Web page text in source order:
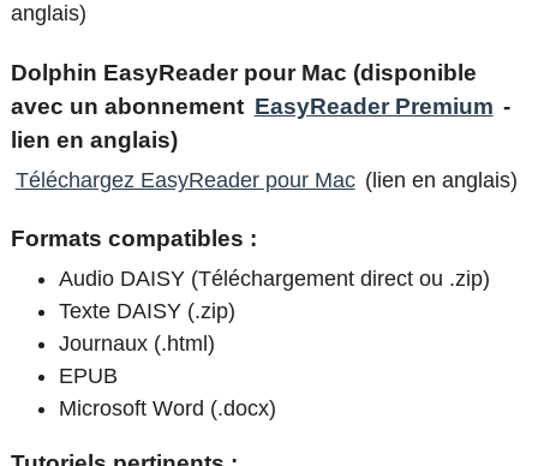
anglais)
Dolphin EasyReader pour Mac (disponible
avec un abonnement EasyReader Premium -
lien en anglais)
Téléchargez EasyReader pour Mac (lien en anglais)
Formats compatibles :
Audio DAISY (Téléchargement direct ou .zip)
Texte DAISY (.zip)
Journaux (.html)
EPUB
Microsoft Word (.docx)